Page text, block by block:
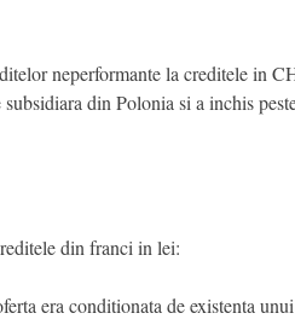
neperformante la creditele in
din Polonia si a inchis
din franci in lei:
era conditionata de existenta